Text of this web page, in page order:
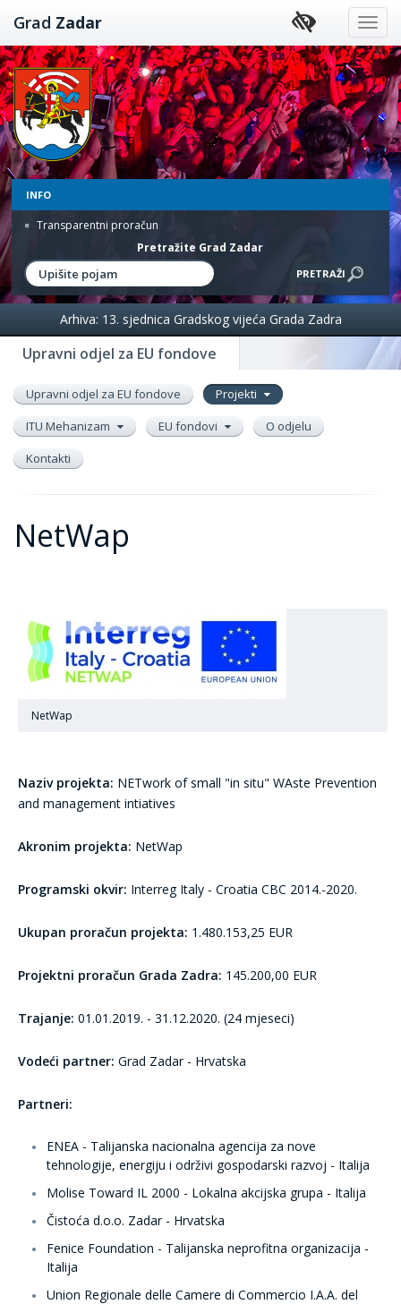
Preskoči
na
sadržaj
Grad Zadar
INFO
Transparentni proračun
Pretražite Grad Zadar
Upravni odjel za EU fondove
Arhiva: 13. sjednica Gradskog vijeća Grada Zadra
Upravni odjel za EU fondove
Projekti
ITU Mehanizam
EU fondovi
O odjelu
Kontakti
NetWap
NetWap
Naziv projekta: NETwork of small "in situ" WAste Prevention
and management intiatives
Akronim projekta: NetWap
Programski okvir: Interreg Italy - Croatia CBC 2014.-2020.
Ukupan proračun projekta: 1.480.153,25 EUR
Projektni proračun Grada Zadra: 145.200,00 EUR
Trajanje: 01.01.2019. - 31.12.2020. (24 mjeseci)
Vodeći partner: Grad Zadar - Hrvatska
Partneri:
ENEA - Talijanska nacionalna agencija za nove
tehnologije, energiju i održivi gospodarski razvoj - Italija
Molise Toward IL 2000 - Lokalna akcijska grupa - Italija
Čistoća d.o.o. Zadar - Hrvatska
Fenice Foundation - Talijanska neprofitna organizacija -
Italija
Union Regionale delle Camere di Commercio I.A.A. del